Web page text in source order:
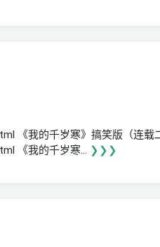
《我的千岁寒》搞笑版（连载
《我的千岁寒... ❯❯❯